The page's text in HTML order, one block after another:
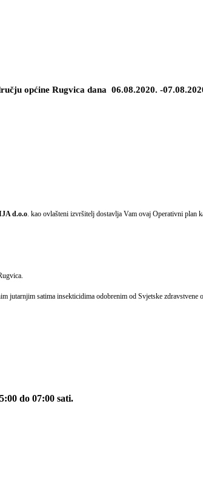
općine Rugvica dana 06.08.2020. -
d.o.o. kao ovlašteni izvršitelj dostavlja Vam ovaj Operativni plan
jutarnjim satima insekticidima odobrenim od Svjetske
do 07:00 sati.